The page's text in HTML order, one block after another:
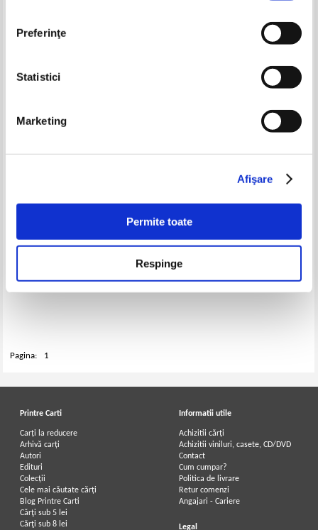
Preferinţe
Statistici
Marketing
Afişare
Permite toate
Respinge
Sigarteu Petrina - Nicolae C.
Constantin Angelescu - Nicolae
C. Paulescu. Omul si opera sa
Pagina: 1
Printre Carti
Carți la reducere
Arhivă carți
Autori
Edituri
Colecții
Cele mai căutate cărți
Blog Printre Carti
Cărţi sub 5 lei
Cărţi sub 8 lei
Informatii utile
Achizitii cărți
Achizitii viniluri, casete, CD/DVD
Contact
Cum cumpar?
Politica de livrare
Retur comenzi
Angajari - Cariere
Legal